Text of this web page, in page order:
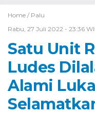
Home / Palu
Rabu, 27 Juli 2022 - 23:36
Satu Unit
Ludes
Alami